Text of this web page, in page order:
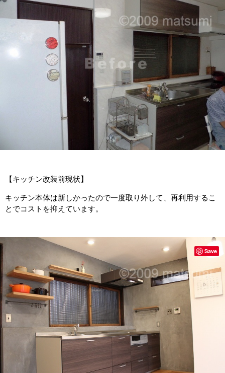
【キッチン改装前現状】
キッチン本体は新しかったので一度取り外して、再利用するこ
とでコストを抑えています。
Save